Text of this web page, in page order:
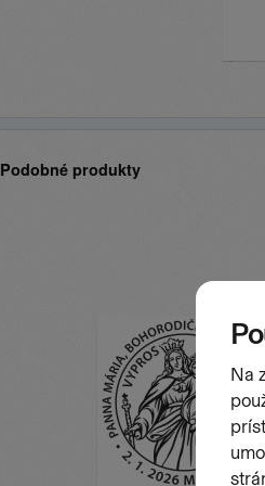
Podobné produkty